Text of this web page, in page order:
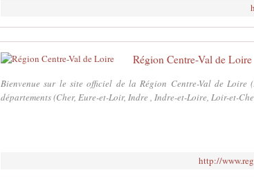
Région Centre-Val de Loire
Bienvenue sur le site officiel de la Région Centre-Val de Loire
départements (Cher, Eure-et-Loir, Indre , Indre-et-Loire, Loir-et-
http://